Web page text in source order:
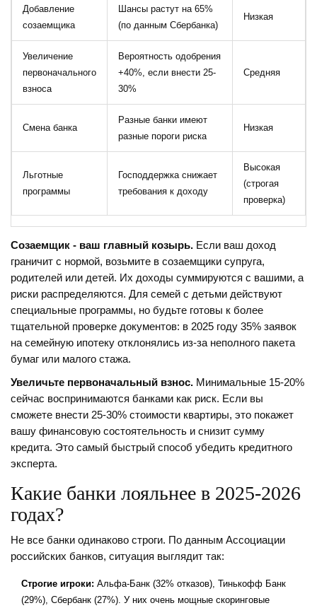
Добавление
созаемщика
Шансы растут на 65%
(по данным Сбербанка)
Низкая
Увеличение
первоначального
взноса
Вероятность одобрения
+40%, если внести 25-
30%
Средняя
Смена банка
Разные банки имеют
разные пороги риска
Низкая
Льготные
программы
Господдержка снижает
требования к доходу
Высокая
(строгая
проверка)
Созаемщик - ваш главный козырь. Если ваш доход
граничит с нормой, возьмите в созаемщики супруга,
родителей или детей. Их доходы суммируются с вашими, а
риски распределяются. Для семей с детьми действуют
специальные программы, но будьте готовы к более
тщательной проверке документов: в 2025 году 35% заявок
на семейную ипотеку отклонялись из-за неполного пакета
бумаг или малого стажа.
Увеличьте первоначальный взнос. Минимальные 15-20%
сейчас воспринимаются банками как риск. Если вы
сможете внести 25-30% стоимости квартиры, это покажет
вашу финансовую состоятельность и снизит сумму
кредита. Это самый быстрый способ убедить кредитного
эксперта.
Какие банки лояльнее в 2025-2026
годах?
Не все банки одинаково строги. По данным Ассоциации
российских банков, ситуация выглядит так:
Строгие игроки: Альфа-Банк (32% отказов), Тинькофф Банк
(29%), Сбербанк (27%). У них очень мощные скоринговые